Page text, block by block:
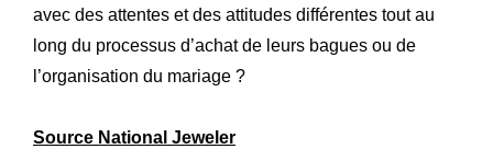
avec des attentes et des attitudes différentes tout au
long du processus d’achat de leurs bagues ou de
l’organisation du mariage ?
Source National Jeweler